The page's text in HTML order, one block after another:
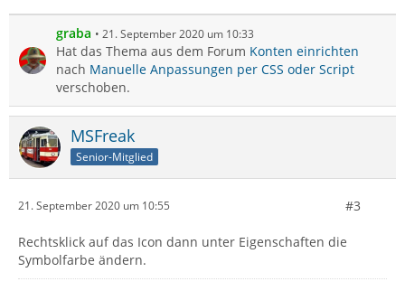
graba 21. September 2020 um 10:33
Hat das Thema aus dem Forum Konten einrichten
nach Manuelle Anpassungen per CSS oder Script
verschoben.
MSFreak
Senior-Mitglied
21. September 2020 um 10:55 #3
Rechtsklick auf das Icon dann unter Eigenschaften die
Symbolfarbe ändern.